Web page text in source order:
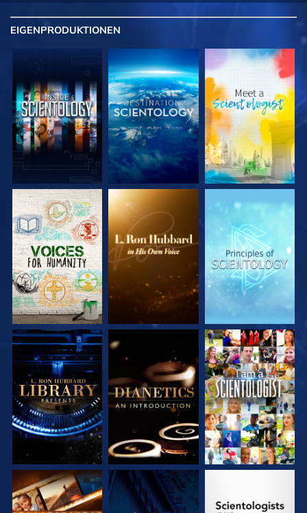
EIGENPRODUKTIONEN
SERIE
ENTDECKEN
SERIE
ENTDECKEN
SERIE
ENTDECKEN
SERIE
ENTDECKEN
ENTDECKEN
ANSEHEN